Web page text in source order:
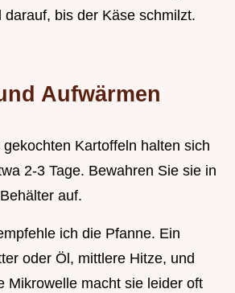
darauf, bis der Käse schmilzt.
Aufwärmen
Kartoffeln halten sich
2-3 Tage. Bewahren Sie sie in
auf.
ich die Pfanne. Ein
oder Öl, mittlere Hitze, und
Mikrowelle macht sie leider oft